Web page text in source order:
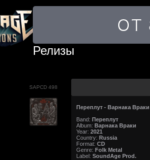
Релизы
SAPCD 498
Переплут - Варнака Враки
Band: Переплут
Album: Варнака Враки
Year: 2021
Country: Russia
Format: CD
Genre: Folk Metal
Label: SoundAge Prod.